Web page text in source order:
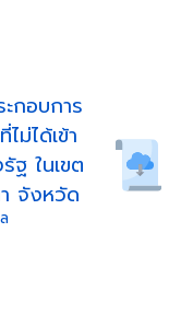
กอบการ
ไม่ได้เข้า
ฐ ในเขต
จังหวัด